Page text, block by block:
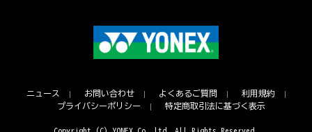
ニュース お問い合わせ よくあるご質問
利用規約
プライバシーポリシー
特定商取引法に基づく表示